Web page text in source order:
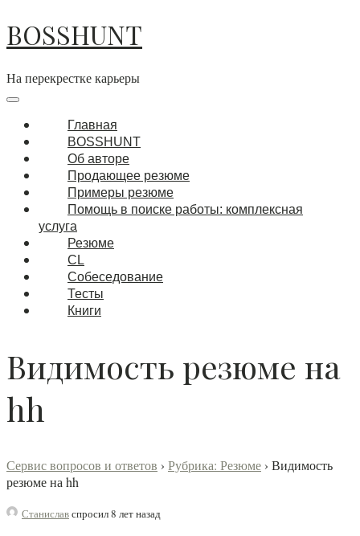
BOSSHUNT
На перекрестке карьеры
Главная
BOSSHUNT
Об авторе
Продающее резюме
Примеры резюме
Помощь в поиске работы: комплексная
услуга
Резюме
CL
Собеседование
Тесты
Книги
Видимость резюме на
hh
Сервис вопросов и ответов › Рубрика: Резюме › Видимость
резюме на hh
Станиславспросил 8 лет назад